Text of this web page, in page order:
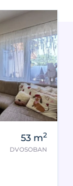
53 m2
DVOSOBAN